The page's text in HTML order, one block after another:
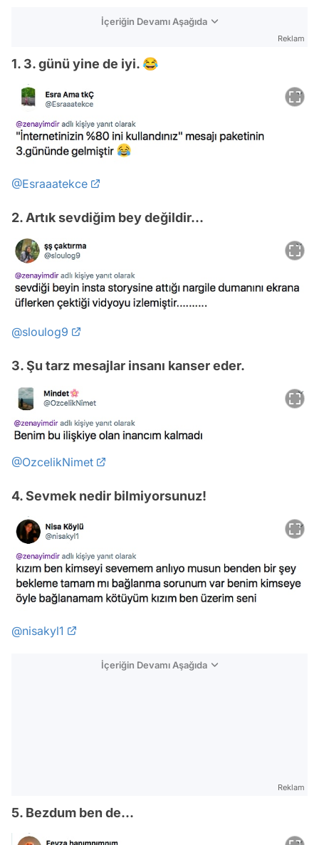
İçeriğin Devamı Aşağıda
Reklam
1. 3. günü yine de iyi. 😂
@Esraaatekce
2. Artık sevdiğim bey değildir...
@sloulog9
3. Şu tarz mesajlar insanı kanser eder.
@OzcelikNimet
4. Sevmek nedir bilmiyorsunuz!
@nisakyl1
İçeriğin Devamı Aşağıda
Reklam
5. Bezdum ben de...